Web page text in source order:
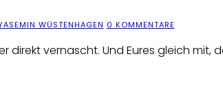
WÜSTENHAGEN 0 KOMMENTARE
vernascht. Und Eures gleich